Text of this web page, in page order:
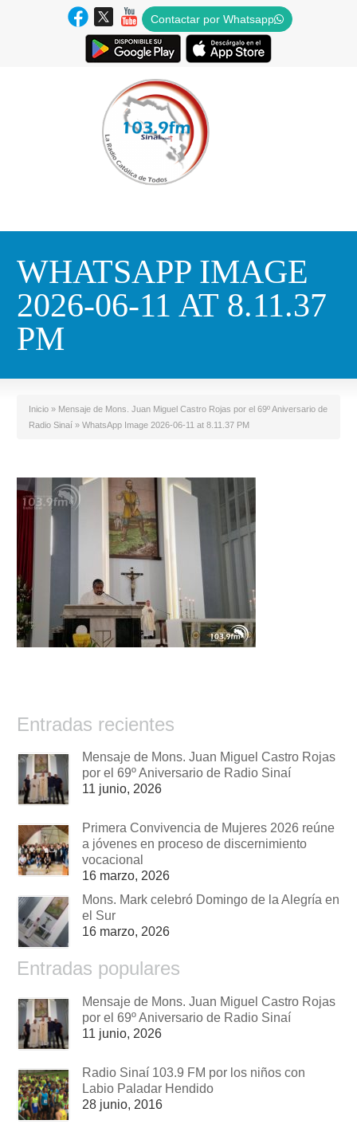
Contactar por Whatsapp
WHATSAPP IMAGE
2026-06-11 AT 8.11.37
PM
Inicio » Mensaje de Mons. Juan Miguel Castro Rojas por el 69º Aniversario de
Radio Sinaí » WhatsApp Image 2026-06-11 at 8.11.37 PM
Entradas recientes
Mensaje de Mons. Juan Miguel Castro Rojas
por el 69º Aniversario de Radio Sinaí
11 junio, 2026
Primera Convivencia de Mujeres 2026 reúne
a jóvenes en proceso de discernimiento
vocacional
16 marzo, 2026
Mons. Mark celebró Domingo de la Alegría en
el Sur
16 marzo, 2026
Entradas populares
Mensaje de Mons. Juan Miguel Castro Rojas
por el 69º Aniversario de Radio Sinaí
11 junio, 2026
Radio Sinaí 103.9 FM por los niños con
Labio Paladar Hendido
28 junio, 2016